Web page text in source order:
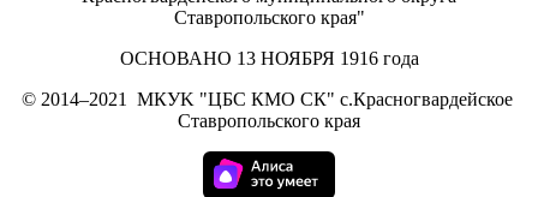
Ставропольского края"
ОСНОВАНО 13 НОЯБРЯ 1916 года
© 2014–2021
МКУK "ЦБС КМО СК" с.Красногвардейское
Ставропольского края